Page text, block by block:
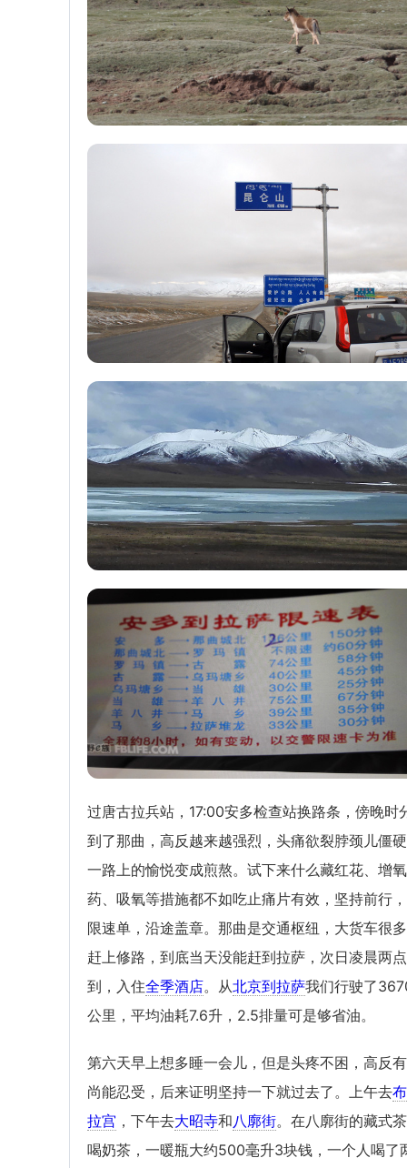
过唐古拉兵站，17:00安多检查站换路条，傍晚时
到了那曲，高反越来越强烈，头痛欲裂脖颈儿僵
一路上的愉悦变成煎熬。试下来什么藏红花、增氧
药、吸氧等措施都不如吃止痛片有效，坚持前行
限速单，沿途盖章。那曲是交通枢纽，大货车很
赶上修路，到底当天没能赶到拉萨，次日凌晨两
到，入住全季酒店。从北京到拉萨我们行驶了
公里，平均油耗7.6升，2.5排量可是够省油。
第六天早上想多睡一会儿，但是头疼不困，高反
尚能忍受，后来证明坚持一下就过去了。上午去
拉宫 ，下午去大昭寺和八廓街。在八廓街的藏式
喝奶茶，一暖瓶大约500毫升3块钱，一个人喝了